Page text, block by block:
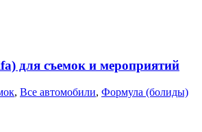
для съемок и мероприятий
, Все автомобили, Формула (болиды)